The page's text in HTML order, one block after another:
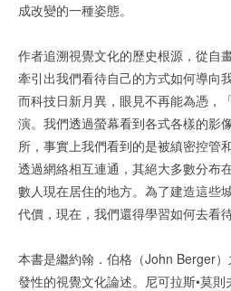
成改變的一種姿態。
作者追溯視覺文化的歷史根源，從自
牽引出我們看待自己的方式如何導向
而科技日新月異，眼見不再能為憑，
演。我們透過螢幕看到各式各樣的影
所，事實上我們看到的是被縝密控管
透過網絡相互連通，其絕大多數分布
數人現在居住的地方。為了建造這些
代價，現在，我們還得學習如何去看
本書是繼約翰．伯格（John Berger
發性的視覺文化論述。尼可拉斯•莫